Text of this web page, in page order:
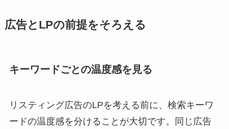
広告とLPの前提をそろえる
キーワードごとの温度感を見る
リスティング広告のLPを考える前に、検索キーワ
ードの温度感を分けることが大切です。同じ広告